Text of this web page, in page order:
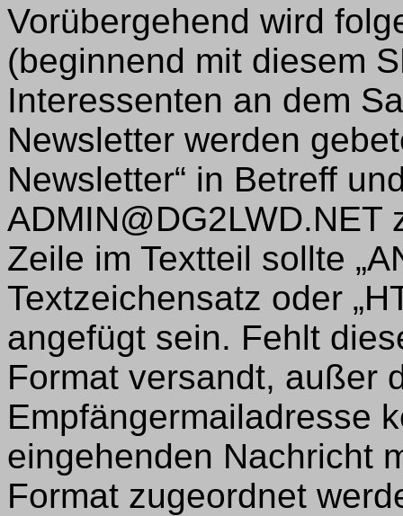
Vorübergehend wird
(beginnend mit diesem
Interessenten an dem
Newsletter werden
Newsletter“ in Betreff
Zeile im Textteil sollte
Textzeichensatz oder
angefügt sein. Fehlt
Format versandt, außer
Empfängermailadresse
eingehenden Nachricht
Format zugeordnet